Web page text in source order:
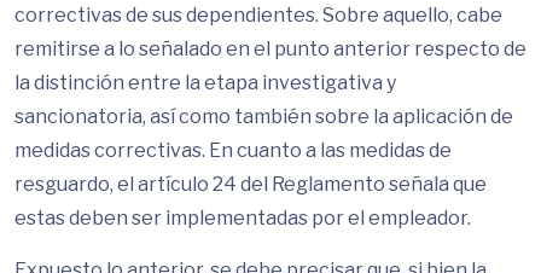
correctivas de sus dependientes. Sobre aquello, cabe
remitirse a lo señalado en el punto anterior respecto de
la distinción entre la etapa investigativa y
sancionatoria, así como también sobre la aplicación de
medidas correctivas. En cuanto a las medidas de
resguardo, el artículo 24 del Reglamento señala que
estas deben ser implementadas por el empleador.